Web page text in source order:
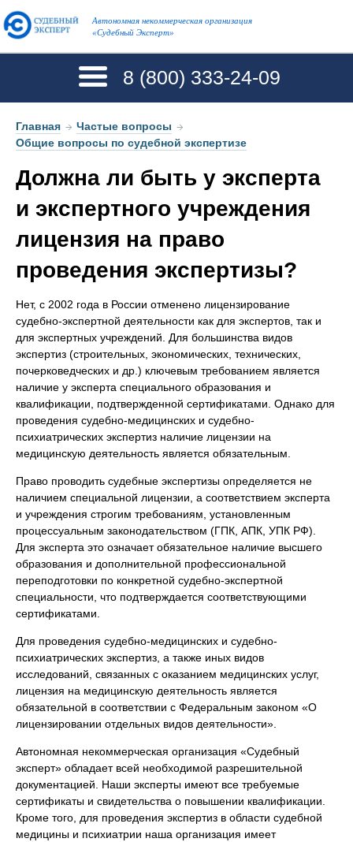
Автономная некоммерческая организация
«Судебный Эксперт»
8 (800) 333-24-09
Главная → Частые вопросы →
Общие вопросы по судебной экспертизе
Должна ли быть у эксперта
и экспертного учреждения
лицензия на право
проведения экспертизы?
Нет, с 2002 года в России отменено лицензирование
судебно-экспертной деятельности как для экспертов, так и
для экспертных учреждений. Для большинства видов
экспертиз (строительных, экономических, технических,
почерковедческих и др.) ключевым требованием является
наличие у эксперта специального образования и
квалификации, подтвержденной сертификатами. Однако для
проведения судебно-медицинских и судебно-
психиатрических экспертиз наличие лицензии на
медицинскую деятельность является обязательным.
Право проводить судебные экспертизы определяется не
наличием специальной лицензии, а соответствием эксперта
и учреждения строгим требованиям, установленным
процессуальным законодательством (ГПК, АПК, УПК РФ).
Для эксперта это означает обязательное наличие высшего
образования и дополнительной профессиональной
переподготовки по конкретной судебно-экспертной
специальности, что подтверждается соответствующими
сертификатами.
Для проведения судебно-медицинских и судебно-
психиатрических экспертиз, а также иных видов
исследований, связанных с оказанием медицинских услуг,
лицензия на медицинскую деятельность является
обязательной в соответствии с Федеральным законом «О
лицензировании отдельных видов деятельности».
Автономная некоммерческая организация «Судебный
эксперт» обладает всей необходимой разрешительной
документацией. Наши эксперты имеют все требуемые
сертификаты и свидетельства о повышении квалификации.
Кроме того, для проведения экспертиз в области судебной
медицины и психиатрии наша организация имеет